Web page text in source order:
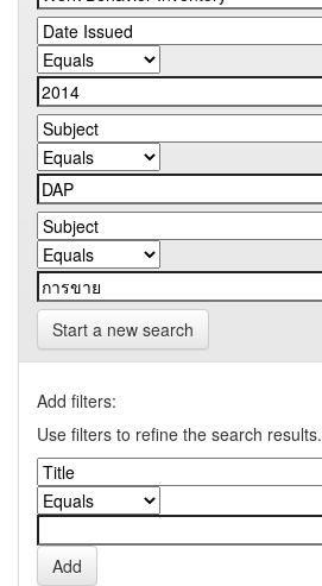
Start a new search
Add filters:
Use filters to refine the search results.